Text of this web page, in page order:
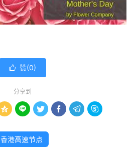
 赞(0)
分享到
     
香港高速节点